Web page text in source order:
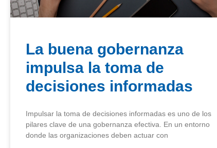
La buena gobernanza
impulsa la toma de
decisiones informadas
Impulsar la toma de decisiones informadas es uno de los
pilares clave de una gobernanza efectiva. En un entorno
donde las organizaciones deben actuar con